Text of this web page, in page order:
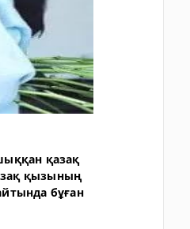
қазақ
қызының
бұған